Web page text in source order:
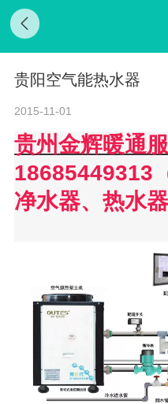
贵阳空气能热水器
2015-11-01
贵州金辉暖通
18685449313
净水器、热水器